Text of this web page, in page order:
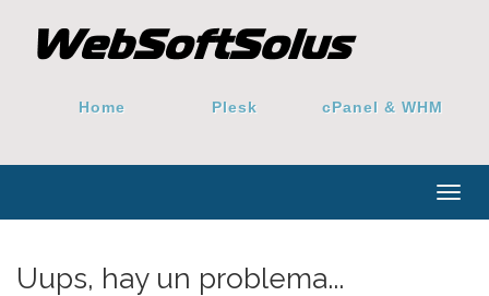
Home Plesk cPanel & WHM
Uups, hay un problema...